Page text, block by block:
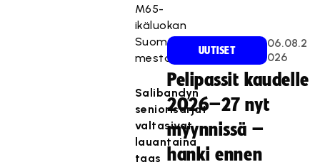
M65-
ikäluokan
Suomen
mestaruudesta.
Salibandyn
seniorisarjat
valtasivat
lauantaina
taas
UUTISET
06.08.2
026
Pelipassit kaudelle
2026–27 nyt
myynnissä –
hanki ennen